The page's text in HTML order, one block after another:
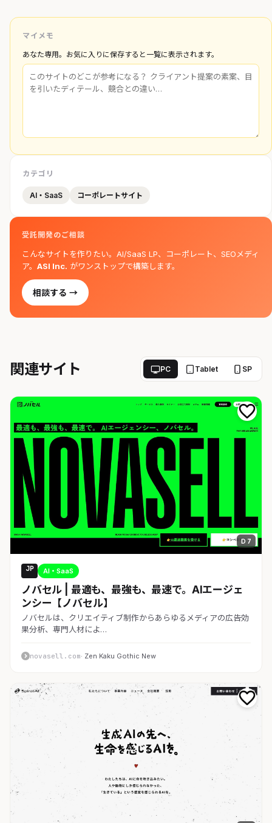
マイメモ
あなた専用。お気に入りに保存すると一覧に表示されます。
カテゴリ
AI・SaaS コーポレートサイト
受託開発のご相談
こんなサイトを作りたい。AI/SaaS LP、コーポレート、SEOメディ
ア。 ASI Inc. がワンストップで構築します。
相談する →
関連サイト PC Tablet SP
D 7
JP AI・SaaS
ノバセル | 最適も、最強も、最速で。AIエージェ
ンシー【ノバセル】
ノバセルは、クリエイティブ制作からあらゆるメディアの広告効
果分析、専門人材によ…
novasell.com· Zen Kaku Gothic New